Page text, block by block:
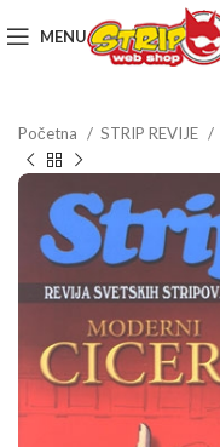
MENU
Početna STRIP REVIJE